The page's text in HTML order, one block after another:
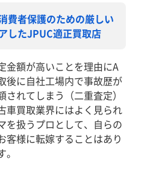
費者保護のための厳しい
したJPUC適正買取店
金額が高いことを理由にA
後に自社工場内で事故歴が
れてしまう（二重査定）
車買取業界にはよく見られ
を扱うプロとして、自らの
客様に転嫁することはあり